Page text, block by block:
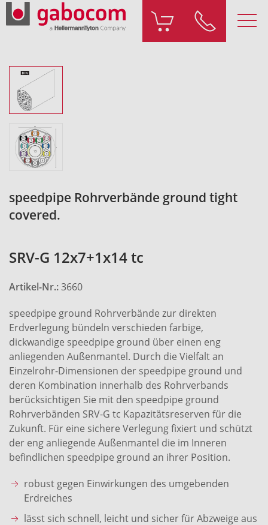
speedpipe Rohrverbände ground tight
covered.
SRV-G 12x7+1x14 tc
Artikel-Nr.:3660
speedpipe ground Rohrverbände zur direkten
Erdverlegung bündeln verschieden farbige,
dickwandige speedpipe ground über einen eng
anliegenden Außenmantel. Durch die Vielfalt an
Einzelrohr-Dimensionen der speedpipe ground und
deren Kombination innerhalb des Rohrverbands
berücksichtigen Sie mit den speedpipe ground
Rohrverbänden SRV-G tc Kapazitätsreserven für die
Zukunft. Für eine sichere Verlegung fixiert und schützt
der eng anliegende Außenmantel die im Inneren
befindlichen speedpipe ground an ihrer Position.
robust gegen Einwirkungen des umgebenden
Erdreiches
lässt sich schnell, leicht und sicher für Abzweige aus